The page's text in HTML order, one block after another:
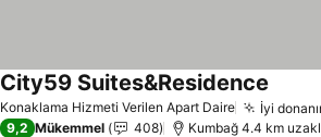
Konaklama Hizmeti Verilen Apart Daire İyi
City59 Suites&Residence
9,2 Mükemmel 408 Kumbağ 4.4 km